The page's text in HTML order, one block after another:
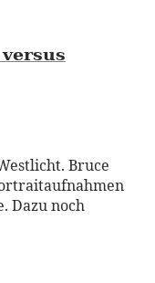
Bruce
Dazu noch